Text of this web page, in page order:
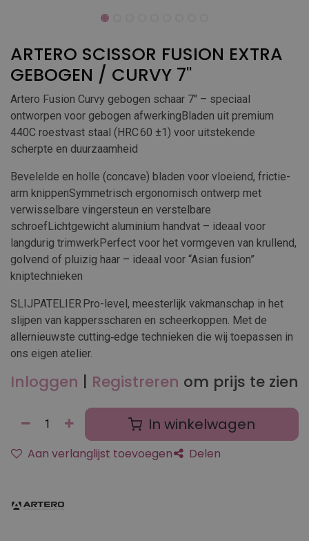
ARTERO SCISSOR FUSION EXTRA
GEBOGEN / CURVY 7''
Artero Fusion Curvy gebogen schaar 7" – speciaal
ontworpen voor gebogen afwerkingBladen uit premium
440C roestvast staal (HRC 60 ±1) voor uitstekende
scherpte en duurzaamheid
Bevelelde en holle (concave) bladen voor vloeiend, frictie-
arm knippenSymmetrisch ergonomisch ontwerp met
verwisselbare vingersteun en verstelbare
schroefLichtgewicht aluminium handvat – ideaal voor
langdurig trimwerkPerfect voor het vormgeven van krullend,
golvend of pluizig haar – ideaal voor “Asian fusion”
kniptechnieken
SLIJPATELIER Pro-level, meesterlijk vakmanschap in het
slijpen van kappersscharen en scheerkoppen. Met de
allernieuwste cutting‑edge technieken die wij toepassen in
ons eigen atelier.
Inloggen | Registreren om prijs te zien
In winkelwagen
Aan verlanglijst toevoegen Delen